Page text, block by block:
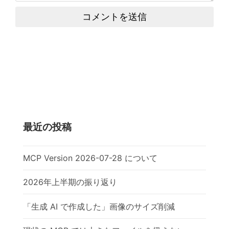
コメントを送信
最近の投稿
MCP Version 2026-07-28 について
2026年上半期の振り返り
「生成 AI で作成した」画像のサイズ削減